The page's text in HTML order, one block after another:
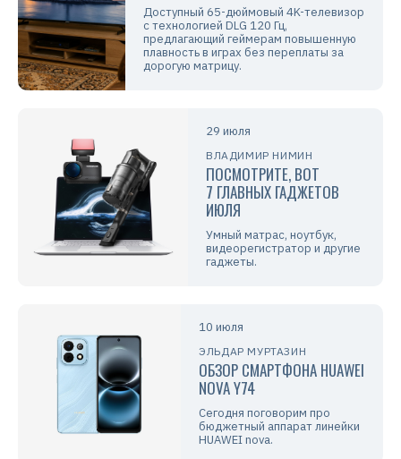
Доступный 65-дюймовый 4K-телевизор
с технологией DLG 120 Гц,
предлагающий геймерам повышенную
плавность в играх без переплаты за
дорогую матрицу.
29 июля
ВЛАДИМИР НИМИН
ПОСМОТРИТЕ, ВОТ
7 ГЛАВНЫХ ГАДЖЕТОВ
ИЮЛЯ
Умный матрас, ноутбук,
видеорегистратор и другие
гаджеты.
10 июля
ЭЛЬДАР МУРТАЗИН
ОБЗОР СМАРТФОНА HUAWEI
NOVA Y74
Сегодня поговорим про
бюджетный аппарат линейки
HUAWEI nova.